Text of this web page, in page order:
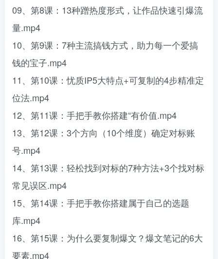
09、第8课：13种蹭热度形式，让作品快速引爆流
量.mp4
10、第9课：7种主流搞钱方式，助力每一个爱搞
钱的宝子.mp4
11、第10课：忧质IP5大特点+可复制的4步精准定
位法.mp4
12、第11课：手把手教你搭建“有价值.mp4
13、第12课：3个方向（10个维度）确定对标账
号.mp4
14、第13课：轻松找到对标的7种方法+3个找对标
常见误区.mp4
15、第14课：手把手教你搭建属于自己的选题
库.mp4
16、第15课：为什么要复制爆文？爆文笔记的6大
要素.mp4